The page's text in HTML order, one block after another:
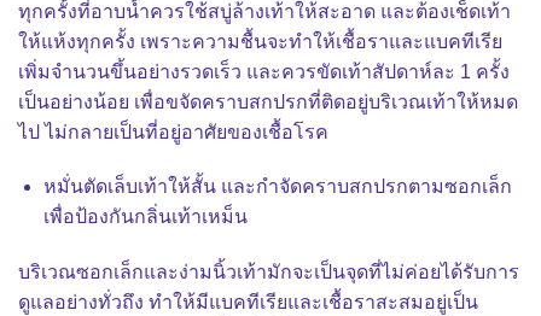
ทุกครั้งที่อาบน้ำควรใช้สบู่ล้างเท้าให้สะอาด และต้องเช็ดเท้า
ให้แห้งทุกครั้ง เพราะความชื้นจะทำให้เชื้อราและแบคทีเรีย
เพิ่มจำนวนขึ้นอย่างรวดเร็ว และควรขัดเท้าสัปดาห์ละ 1 ครั้ง
เป็นอย่างน้อย เพื่อขจัดคราบสกปรกที่ติดอยู่บริเวณเท้าให้หมด
ไป ไม่กลายเป็นที่อยู่อาศัยของเชื้อโรค
หมั่นตัดเล็บเท้าให้สั้น และกำจัดคราบสกปรกตามซอกเล็ก
เพื่อป้องกันกลิ่นเท้าเหม็น
บริเวณซอกเล็กและง่ามนิ้วเท้ามักจะเป็นจุดที่ไม่ค่อยได้รับการ
ดูแลอย่างทั่วถึง ทำให้มีแบคทีเรียและเชื้อราสะสมอยู่เป็น